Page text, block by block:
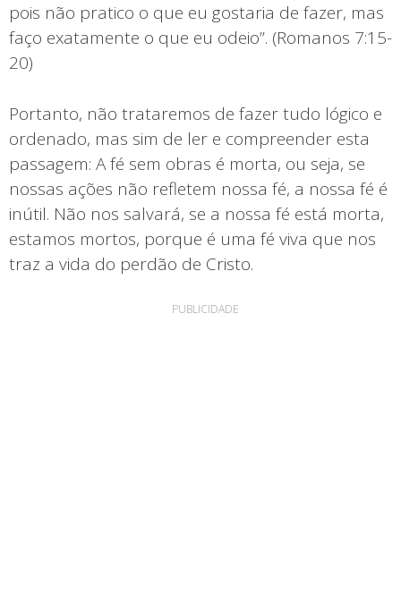
pois não pratico o que eu gostaria de fazer, mas
faço exatamente o que eu odeio”. (Romanos 7:15-
20)
Portanto, não trataremos de fazer tudo lógico e
ordenado, mas sim de ler e compreender esta
passagem: A fé sem obras é morta, ou seja, se
nossas ações não refletem nossa fé, a nossa fé é
inútil. Não nos salvará, se a nossa fé está morta,
estamos mortos, porque é uma fé viva que nos
traz a vida do perdão de Cristo.
PUBLICIDADE